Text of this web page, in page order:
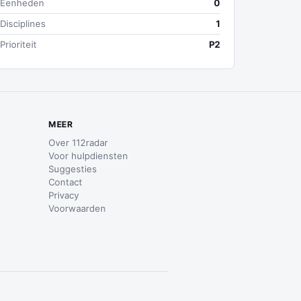
Eenheden
0
Disciplines
1
Prioriteit
P2
MEER
Over 112radar
Voor hulpdiensten
Suggesties
Contact
Privacy
Voorwaarden